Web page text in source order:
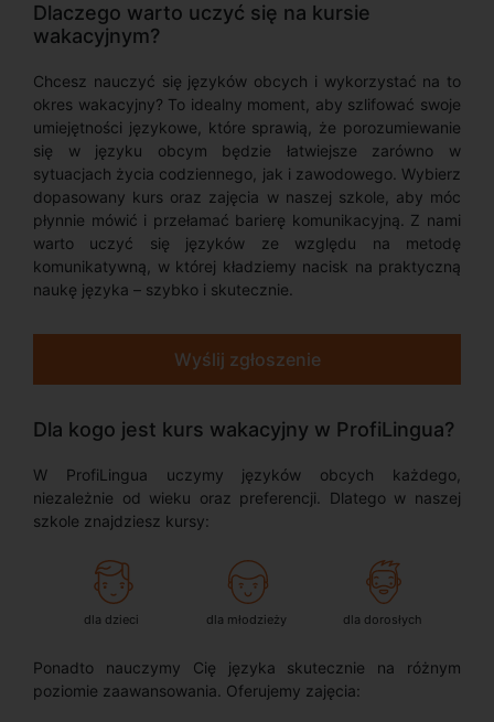
Dlaczego warto uczyć się na kursie
wakacyjnym?
Chcesz nauczyć się języków obcych i wykorzystać na to
okres wakacyjny? To idealny moment, aby szlifować swoje
umiejętności językowe, które sprawią, że porozumiewanie
się w języku obcym będzie łatwiejsze zarówno w
sytuacjach życia codziennego, jak i zawodowego. Wybierz
dopasowany kurs oraz zajęcia w naszej szkole, aby móc
płynnie mówić i przełamać barierę komunikacyjną. Z nami
warto uczyć się języków ze względu na metodę
komunikatywną, w której kładziemy nacisk na praktyczną
naukę języka – szybko i skutecznie.
Wyślij zgłoszenie
Dla kogo jest kurs wakacyjny w ProfiLingua?
W ProfiLingua uczymy języków obcych każdego,
niezależnie od wieku oraz preferencji. Dlatego w naszej
szkole znajdziesz kursy:
dla dzieci dla młodzieży dla dorosłych
Ponadto nauczymy Cię języka skutecznie na różnym
poziomie zaawansowania. Oferujemy zajęcia: